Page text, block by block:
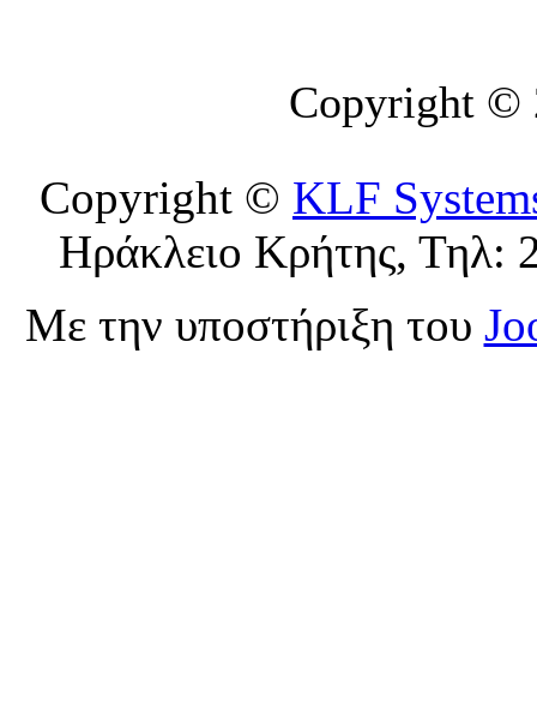
Copyright ©
Copyright © KLF
Ηράκλειο Κρήτης, Τηλ:
Με την υποστήριξη του